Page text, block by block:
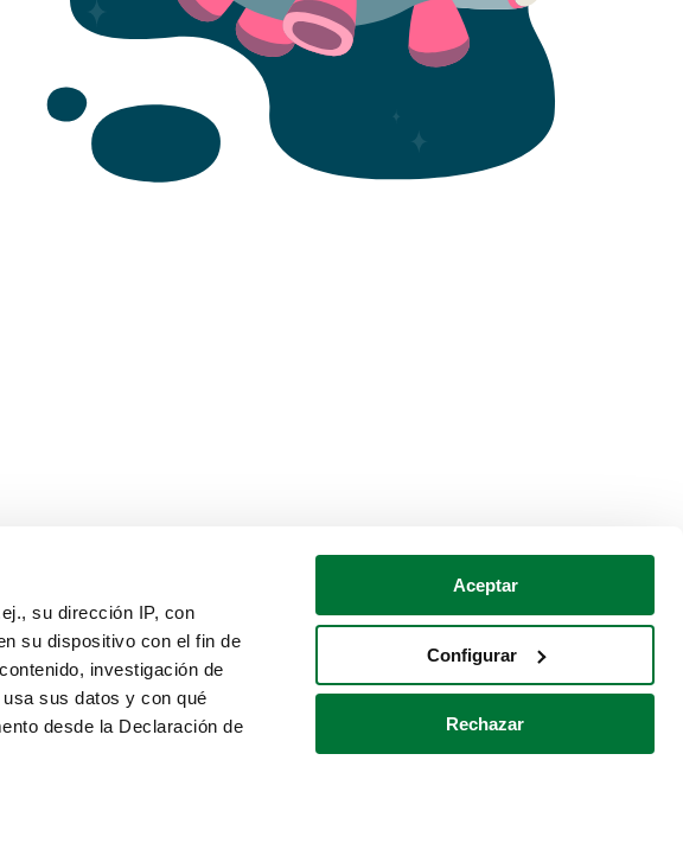
su dirección IP, con
su dispositivo con el fin de
investigación de
sus datos y con qué
desde la Declaración de
Aceptar
Configurar
Rechazar